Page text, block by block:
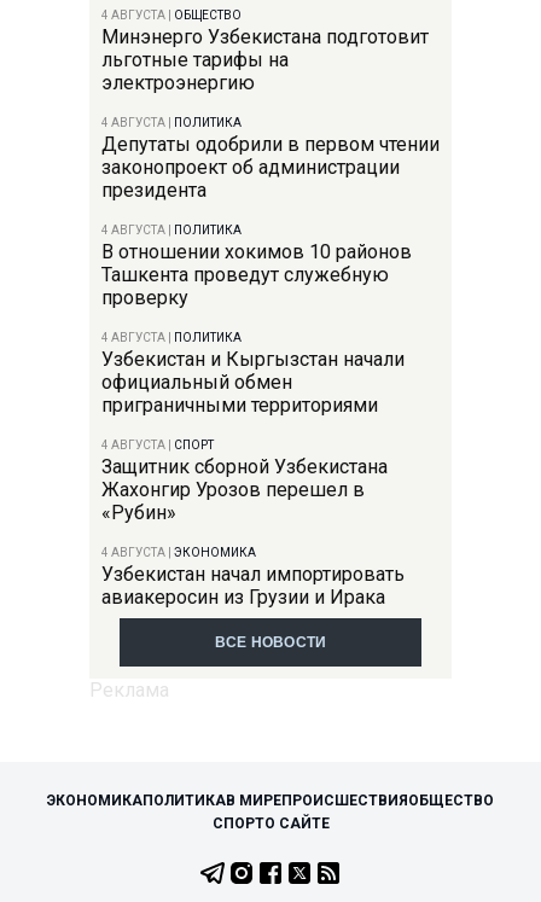
4 АВГУСТА ОБЩЕСТВО
Минэнерго Узбекистана подготовит
льготные тарифы на
электроэнергию
4 АВГУСТА ПОЛИТИКА
Депутаты одобрили в первом чтении
законопроект об администрации
президента
4 АВГУСТА ПОЛИТИКА
В отношении хокимов 10 районов
Ташкента проведут служебную
проверку
4 АВГУСТА ПОЛИТИКА
Узбекистан и Кыргызстан начали
официальный обмен
приграничными территориями
4 АВГУСТА СПОРТ
Защитник сборной Узбекистана
Жахонгир Урозов перешел в
«Рубин»
4 АВГУСТА ЭКОНОМИКА
Узбекистан начал импортировать
авиакеросин из Грузии и Ирака
ВСЕ НОВОСТИ
ЭКОНОМИКАПОЛИТИКАВ МИРЕПРОИСШЕСТВИЯОБЩЕСТВО
СПОРТО САЙТЕ